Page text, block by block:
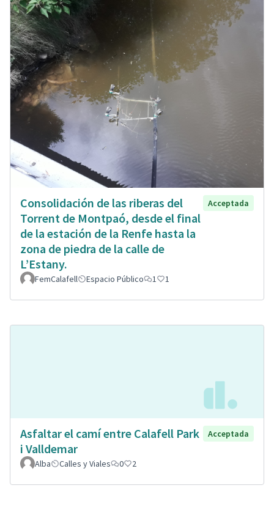
Consolidación de las riberas del
Torrent de Montpaó, desde el final
de la estación de la Renfe hasta la
zona de piedra de la calle de
L’Estany.
Acceptada
FemCalafell Espacio Público 1 1
Asfaltar el camí entre Calafell Park
i Valldemar
Acceptada
Alba Calles y Viales 0 2